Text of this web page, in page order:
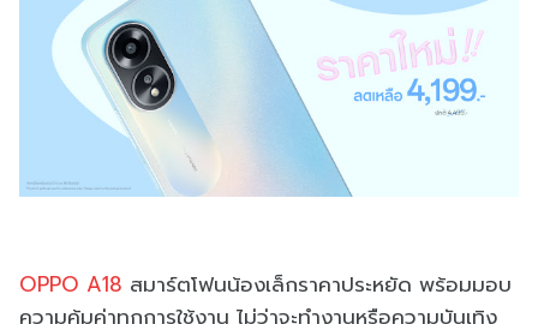
OPPO A18 สมาร์ตโฟนน้องเล็กราคาประหยัด พร้อมมอบ
ความคุ้มค่าทุกการใช้งาน ไม่ว่าจะทำงานหรือความบันเทิง